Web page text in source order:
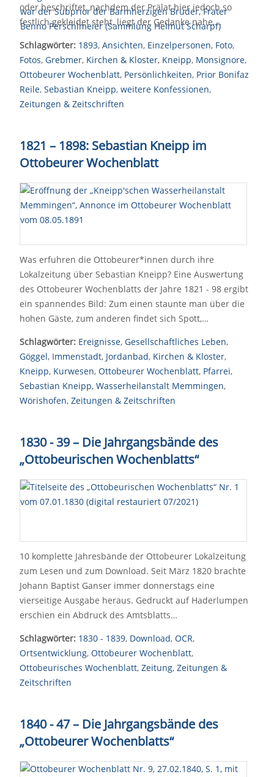
oder beschriftet, nachdem der Prälat hier jedoch so
festlich gekleidet steht, liegt der Gedanke nahe,…
Schlagwörter: 1893, Ansichten, Einzelpersonen, Foto,
Fotos, Grebmer, Kirchen & Kloster, Kneipp, Monsignore,
Ottobeurer Wochenblatt, Persönlichkeiten, Prior Bonifaz
Reile, Sebastian Kneipp, weitere Konfessionen,
Zeitungen & Zeitschriften
1821 – 1898: Sebastian Kneipp im
Ottobeurer Wochenblatt
Was erfuhren die Ottobeurer*innen durch ihre
Lokalzeitung über Sebastian Kneipp? Eine Auswertung
des Ottobeurer Wochenblatts der Jahre 1821 - 98 ergibt
ein spannendes Bild: Zum einen staunte man über die
hohen Gäste, zum anderen findet sich Spott,…
Schlagwörter: Ereignisse, Gesellschaftliches Leben,
Göggel, Immenstadt, Jordanbad, Kirchen & Kloster,
Kneipp, Kurwesen, Ottobeurer Wochenblatt, Pfarrei,
Sebastian Kneipp, Wasserheilanstalt Memmingen,
Wörishofen, Zeitungen & Zeitschriften
1830 - 39 – Die Jahrgangsbände des
„Ottobeurischen Wochenblatts“
10 komplette Jahresbände der Ottobeurer Lokalzeitung
zum Lesen und zum Download. Seit März 1820 brachte
Johann Baptist Ganser immer donnerstags eine
vierseitige Ausgabe heraus. Gedruckt auf Haderlumpen
erschien ein Abdruck des Amtsblatts…
Schlagwörter: 1830 - 1839, Download, OCR,
Ortsentwicklung, Ottobeurer Wochenblatt,
Ottobeurisches Wochenblatt, Zeitung, Zeitungen &
Zeitschriften
1840 - 47 – Die Jahrgangsbände des
„Ottobeurer Wochenblatts“